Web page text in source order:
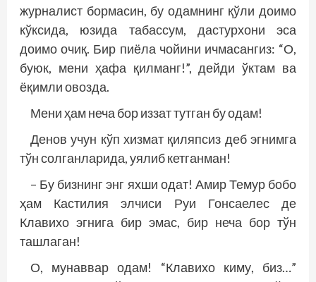
журналист бормасин, бу одамнинг қўли доимо
кўксида, юзида табассум, дастурхони эса
доимо очиқ. Бир пиёла чойини ичмасангиз: “О,
буюк, мени ҳафа қилманг!”, дейди ўктам ва
ёқимли овозда.
Мени ҳам неча бор иззат тутган бу одам!
Денов учун кўп хизмат қиляпсиз деб эгнимга
тўн солганларида, уялиб кетганман!
– Бу бизнинг энг яхши одат! Амир Темур бобо
ҳам Кастилия элчиси Руи Гонсаелес де
Клавихо эгнига бир эмас, бир неча бор тўн
ташлаган!
О, мунаввар одам! “Клавихо киму, биз…”